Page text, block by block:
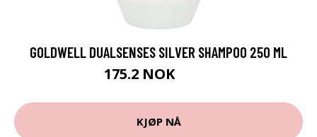
GOLDWELL DUALSENSES SILVER SHAMPOO 250 ML
175.2 NOK
KJØP NÅ